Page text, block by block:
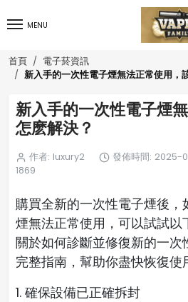
MENU
首頁 電子菸資訊
新入手的一次性電子煙無法正常使用，
新入手的一次性電子煙
怎麽解決？
作者: luxury2 發佈時間: 2025-
1869
購買全新的一次性電子煙後，
煙無法正常使用，可以試試以
關於如何診斷並修復新的一次
完整指南，幫助你盡快恢復使
1. 確保設備已正確拆封